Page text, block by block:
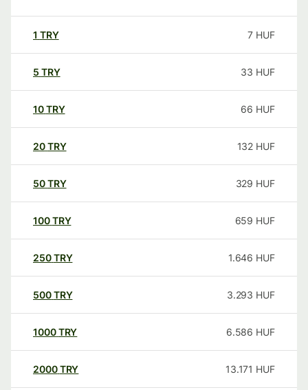
1 TRY 7 HUF
5 TRY 33 HUF
10TRY 66 HUF
20TRY 132 HUF
50TRY 329 HUF
100TRY 659 HUF
250TRY 1.646 HUF
500TRY 3.293 HUF
1000TRY 6.586 HUF
2000TRY 13.171 HUF